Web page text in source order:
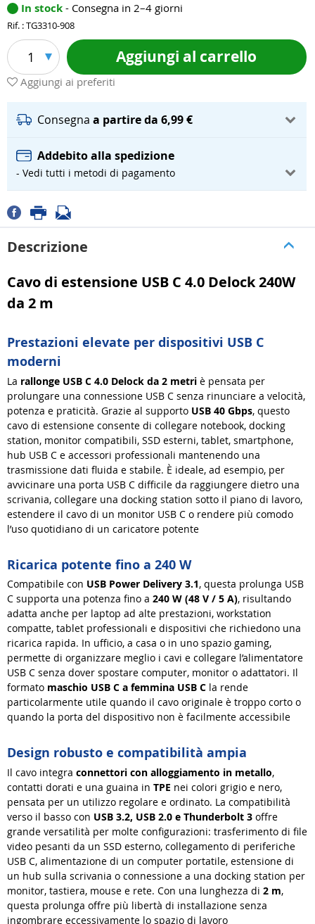
In stock - Consegna in 2–4 giorni
Rif. : TG3310-908
1 Aggiungi al carrello
Aggiungi ai preferiti
Consegna a partire da 6,99 €
Addebito alla spedizione
- Vedi tutti i metodi di pagamento
Descrizione
Cavo di estensione USB C 4.0 Delock 240W
da 2 m
Prestazioni elevate per dispositivi USB C
moderni
La rallonge USB C 4.0 Delock da 2 metri è pensata per
prolungare una connessione USB C senza rinunciare a velocità,
potenza e praticità. Grazie al supporto USB 40 Gbps, questo
cavo di estensione consente di collegare notebook, docking
station, monitor compatibili, SSD esterni, tablet, smartphone,
hub USB C e accessori professionali mantenendo una
trasmissione dati fluida e stabile. È ideale, ad esempio, per
avvicinare una porta USB C difficile da raggiungere dietro una
scrivania, collegare una docking station sotto il piano di lavoro,
estendere il cavo di un monitor USB C o rendere più comodo
l’uso quotidiano di un caricatore potente
Ricarica potente fino a 240 W
Compatibile con USB Power Delivery 3.1, questa prolunga USB
C supporta una potenza fino a 240 W (48 V / 5 A), risultando
adatta anche per laptop ad alte prestazioni, workstation
compatte, tablet professionali e dispositivi che richiedono una
ricarica rapida. In ufficio, a casa o in uno spazio gaming,
permette di organizzare meglio i cavi e collegare l’alimentatore
USB C senza dover spostare computer, monitor o adattatori. Il
formato maschio USB C a femmina USB C la rende
particolarmente utile quando il cavo originale è troppo corto o
quando la porta del dispositivo non è facilmente accessibile
Design robusto e compatibilità ampia
Il cavo integra connettori con alloggiamento in metallo,
contatti dorati e una guaina in TPE nei colori grigio e nero,
pensata per un utilizzo regolare e ordinato. La compatibilità
verso il basso con USB 3.2, USB 2.0 e Thunderbolt 3 offre
grande versatilità per molte configurazioni: trasferimento di file
video pesanti da un SSD esterno, collegamento di periferiche
USB C, alimentazione di un computer portatile, estensione di
un hub sulla scrivania o connessione a una docking station per
monitor, tastiera, mouse e rete. Con una lunghezza di 2 m,
questa prolunga offre più libertà di installazione senza
ingombrare eccessivamente lo spazio di lavoro